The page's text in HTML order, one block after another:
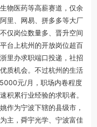
物医药等高薪赛道，仅余
里、网易、拼多多等大厂
仅岗位数量多、晋升空间
台上杭州的开放岗位超百
里办求职端口投递，社招
质机会。不过杭州的生活
元/月，职场内卷程度
积累行业经验的求职者。
作为宁波下辖的县级市，
主，舜宇光学、宁波富佳